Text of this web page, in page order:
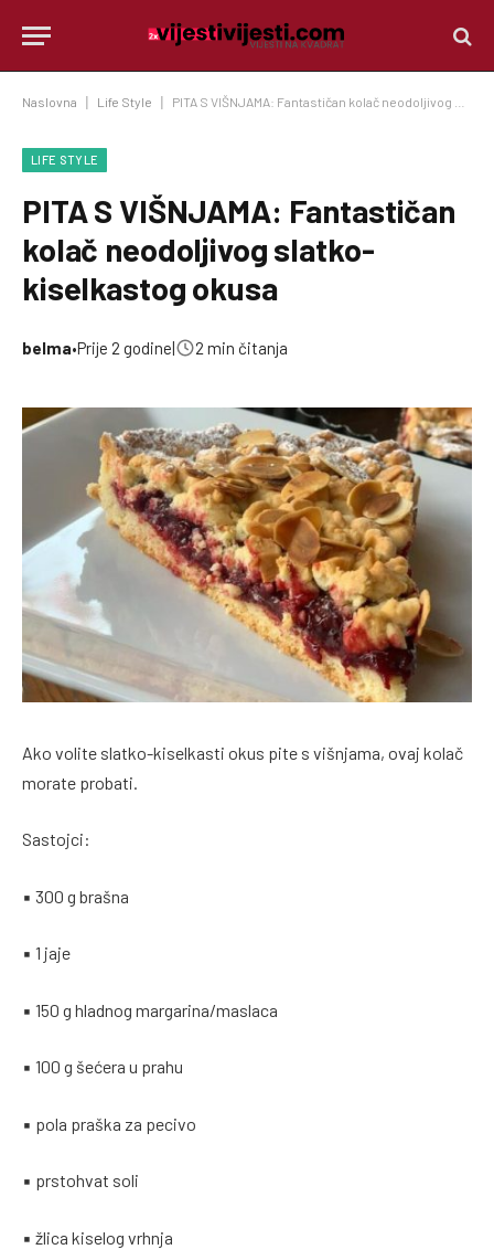
Naslovna Life Style PITA S VIŠNJAMA: Fantastičan kolač neodoljivog slatko-kiselkastog okusa
LIFE STYLE
PITA S VIŠNJAMA: Fantastičan
kolač neodoljivog slatko-
kiselkastog okusa
belma•Prije 2 godine| 2 min čitanja
Ako volite slatko-kiselkasti okus pite s višnjama, ovaj kolač
morate probati.
Sastojci:
▪ 300 g brašna
▪ 1 jaje
▪ 150 g hladnog margarina/maslaca
▪ 100 g šećera u prahu
▪ pola praška za pecivo
▪ prstohvat soli
▪ žlica kiselog vrhnja